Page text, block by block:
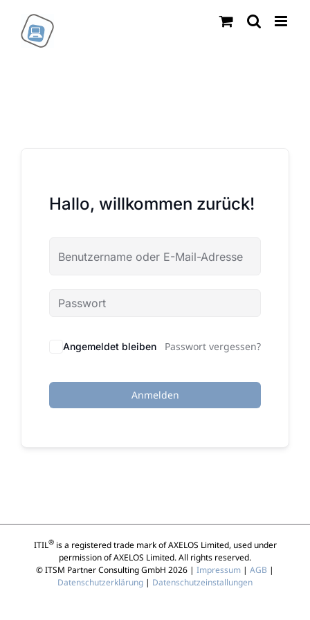
Inhalt
springen
Hallo, willkommen zurück!
Angemeldet bleiben Passwort vergessen?
Anmelden
ITIL®is a registered trade mark of AXELOS Limited, used under
permission of AXELOS Limited. All rights reserved.
© ITSM Partner Consulting GmbH 2026 | Impressum | AGB |
Datenschutzerklärung | Datenschutzeinstallungen